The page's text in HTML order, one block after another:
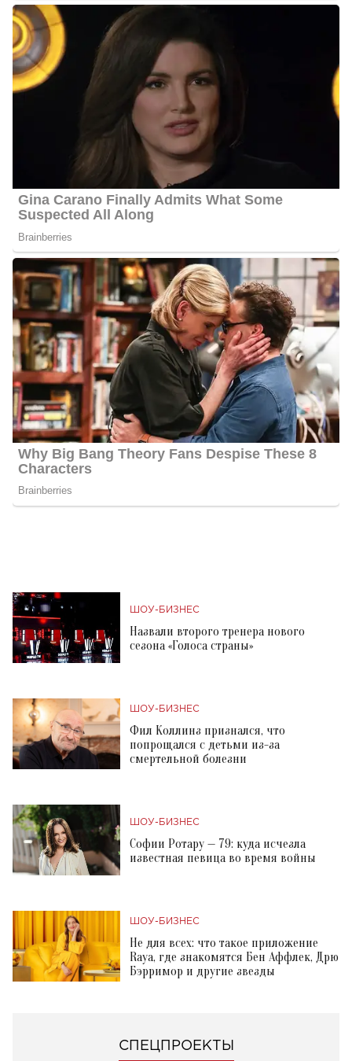
ШОУ-БИЗНЕС
Назвали второго тренера нового
сезона «Голоса страны»
ШОУ-БИЗНЕС
Фил Коллинз признался, что
попрощался с детьми из-за
смертельной болезни
ШОУ-БИЗНЕС
Софии Ротару — 79: куда исчезла
известная певица во время войны
ШОУ-БИЗНЕС
Не для всех: что такое приложение
Raya, где знакомятся Бен Аффлек, Дрю
Бэрримор и другие звезды
СПЕЦПРОЕКТЫ